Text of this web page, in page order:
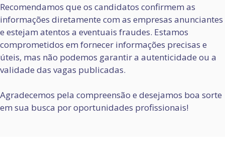
Recomendamos que os candidatos confirmem as
informações diretamente com as empresas anunciantes
e estejam atentos a eventuais fraudes. Estamos
comprometidos em fornecer informações precisas e
úteis, mas não podemos garantir a autenticidade ou a
validade das vagas publicadas.
Agradecemos pela compreensão e desejamos boa sorte
em sua busca por oportunidades profissionais!